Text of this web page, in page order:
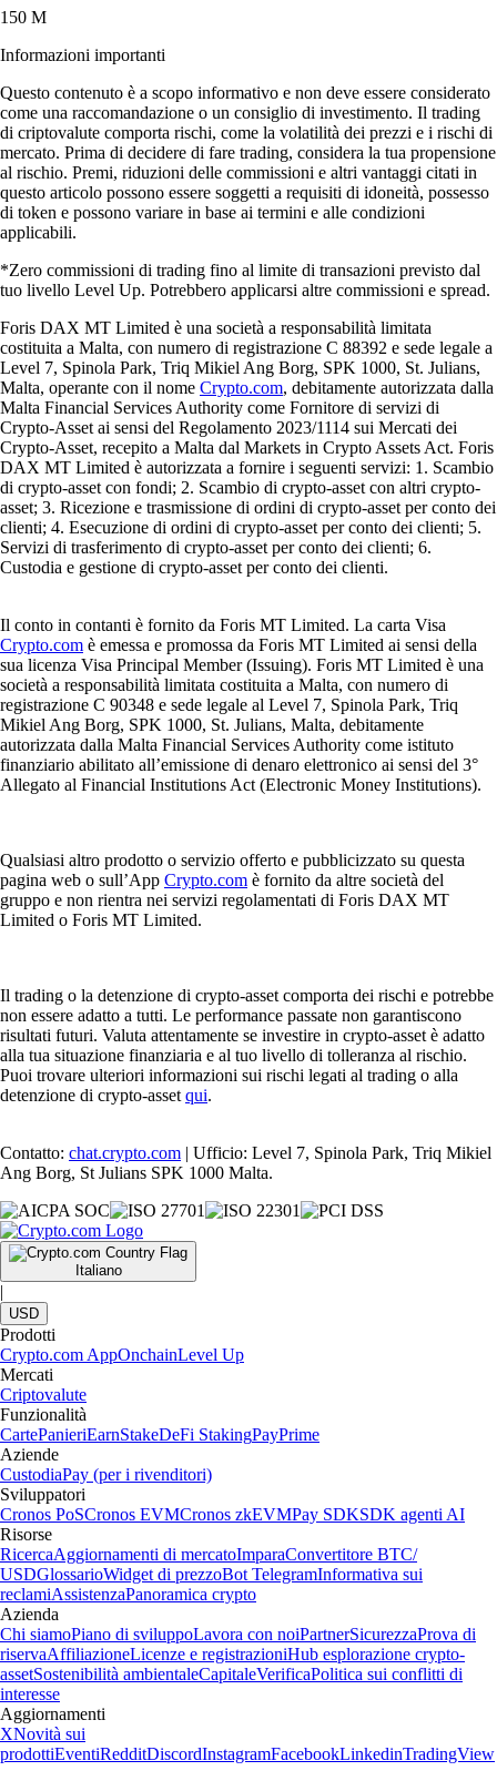
150 M
Informazioni importanti
Questo contenuto è a scopo informativo e non deve essere considerato
come una raccomandazione o un consiglio di investimento. Il trading
di criptovalute comporta rischi, come la volatilità dei prezzi e i rischi di
mercato. Prima di decidere di fare trading, considera la tua propensione
al rischio. Premi, riduzioni delle commissioni e altri vantaggi citati in
questo articolo possono essere soggetti a requisiti di idoneità, possesso
di token e possono variare in base ai termini e alle condizioni
applicabili.
*Zero commissioni di trading fino al limite di transazioni previsto dal
tuo livello Level Up. Potrebbero applicarsi altre commissioni e spread.
Foris DAX MT Limited è una società a responsabilità limitata
costituita a Malta, con numero di registrazione C 88392 e sede legale a
Level 7, Spinola Park, Triq Mikiel Ang Borg, SPK 1000, St. Julians,
Malta, operante con il nome Crypto.com, debitamente autorizzata dalla
Malta Financial Services Authority come Fornitore di servizi di
Crypto-Asset ai sensi del Regolamento 2023/1114 sui Mercati dei
Crypto-Asset, recepito a Malta dal Markets in Crypto Assets Act. Foris
DAX MT Limited è autorizzata a fornire i seguenti servizi: 1. Scambio
di crypto-asset con fondi; 2. Scambio di crypto-asset con altri crypto-
asset; 3. Ricezione e trasmissione di ordini di crypto-asset per conto dei
clienti; 4. Esecuzione di ordini di crypto-asset per conto dei clienti; 5.
Servizi di trasferimento di crypto-asset per conto dei clienti; 6.
Custodia e gestione di crypto-asset per conto dei clienti.
Il conto in contanti è fornito da Foris MT Limited. La carta Visa
Crypto.com è emessa e promossa da Foris MT Limited ai sensi della
sua licenza Visa Principal Member (Issuing). Foris MT Limited è una
società a responsabilità limitata costituita a Malta, con numero di
registrazione C 90348 e sede legale al Level 7, Spinola Park, Triq
Mikiel Ang Borg, SPK 1000, St. Julians, Malta, debitamente
autorizzata dalla Malta Financial Services Authority come istituto
finanziario abilitato all’emissione di denaro elettronico ai sensi del 3°
Allegato al Financial Institutions Act (Electronic Money Institutions).
Qualsiasi altro prodotto o servizio offerto e pubblicizzato su questa
pagina web o sull’App Crypto.com è fornito da altre società del
gruppo e non rientra nei servizi regolamentati di Foris DAX MT
Limited o Foris MT Limited.
Il trading o la detenzione di crypto-asset comporta dei rischi e potrebbe
non essere adatto a tutti. Le performance passate non garantiscono
risultati futuri. Valuta attentamente se investire in crypto-asset è adatto
alla tua situazione finanziaria e al tuo livello di tolleranza al rischio.
Puoi trovare ulteriori informazioni sui rischi legati al trading o alla
detenzione di crypto-asset qui.
Contatto: chat.crypto.com | Ufficio: Level 7, Spinola Park, Triq Mikiel
Ang Borg, St Julians SPK 1000 Malta.
Italiano
|
USD
Prodotti
Crypto.com AppOnchainLevel Up
Mercati
Criptovalute
Funzionalità
CartePanieriEarnStakeDeFi StakingPayPrime
Aziende
CustodiaPay (per i rivenditori)
Sviluppatori
Cronos PoSCronos EVMCronos zkEVMPay SDKSDK agenti AI
Risorse
RicercaAggiornamenti di mercatoImparaConvertitore BTC/
USDGlossarioWidget di prezzoBot TelegramInformativa sui
reclamiAssistenzaPanoramica crypto
Azienda
Chi siamoPiano di sviluppoLavora con noiPartnerSicurezzaProva di
riservaAffiliazioneLicenze e registrazioniHub esplorazione crypto-
assetSostenibilità ambientaleCapitaleVerificaPolitica sui conflitti di
interesse
Aggiornamenti
XNovità sui
prodottiEventiRedditDiscordInstagramFacebookLinkedinTradingView